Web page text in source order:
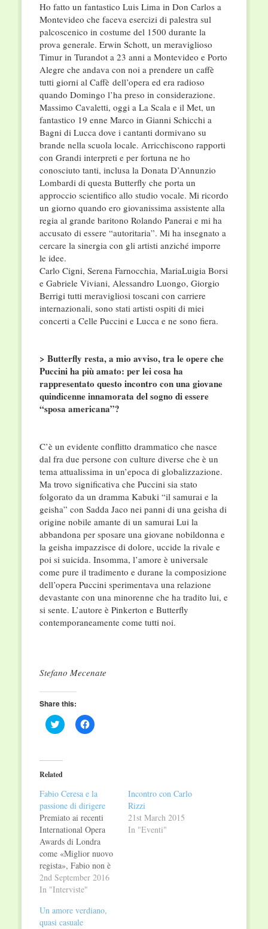
Ho fatto un fantastico Luis Lima in Don Carlos a
Montevideo che faceva esercizi di palestra sul
palcoscenico in costume del 1500 durante la
prova generale. Erwin Schott, un meraviglioso
Timur in Turandot a 23 anni a Montevideo e Porto
Alegre che andava con noi a prendere un caffè
tutti giorni al Caffè dell’opera ed era radioso
quando Domingo l’ha preso in considerazione.
Massimo Cavaletti, oggi a La Scala e il Met, un
fantastico 19 enne Marco in Gianni Schicchi a
Bagni di Lucca dove i cantanti dormivano su
brande nella scuola locale. Arricchiscono rapporti
con Grandi interpreti e per fortuna ne ho
conosciuto tanti, inclusa la Donata D’Annunzio
Lombardi di questa Butterfly che porta un
approccio scientifico allo studio vocale. Mi ricordo
un giorno quando ero giovanissima assistente alla
regia al grande baritono Rolando Panerai e mi ha
accusato di essere “autoritaria”. Mi ha insegnato a
cercare la sinergia con gli artisti anziché imporre
le idee.
Carlo Cigni, Serena Farnocchia, MariaLuigia Borsi
e Gabriele Viviani, Alessandro Luongo, Giorgio
Berrigi tutti meravigliosi toscani con carriere
internazionali, sono stati artisti ospiti di miei
concerti a Celle Puccini e Lucca e ne sono fiera.
> Butterfly resta, a mio avviso, tra le opere che
Puccini ha più amato: per lei cosa ha
rappresentato questo incontro con una giovane
quindicenne innamorata del sogno di essere
“sposa americana”?
C’è un evidente conflitto drammatico che nasce
dal fra due persone con culture diverse che è un
tema attualissima in un’epoca di globalizzazione.
Ma trovo significativa che Puccini sia stato
folgorato da un dramma Kabuki “il samurai e la
geisha” con Sadda Jaco nei panni di una geisha di
origine nobile amante di un samurai Lui la
abbandona per sposare una giovane nobildonna e
la geisha impazzisce di dolore, uccide la rivale e
poi si suicida. Insomma, l’amore è universale
come pure il tradimento e durane la composizione
dell’opera Puccini sperimentava una relazione
devastante con una minorenne che ha tradito lui, e
si sente. L’autore è Pinkerton e Butterfly
contemporaneamente come tutti noi.
Stefano Mecenate
Share this:
Click
to
(Opens
in
new
Click
to
Related
Fabio Ceresa e la
passione di dirigere
Premiato ai recenti
International Opera
Awards di Londra
come «Miglior nuovo
regista», Fabio non è
stato presente alla
cerimonia, in quanto
Seoul. L’abbiamo
incontrato per
2nd September 2016
In "Interviste"
Incontro con Carlo
Rizzi
21st March 2015
In "Eventi"
Un amore verdiano,
quasi casuale